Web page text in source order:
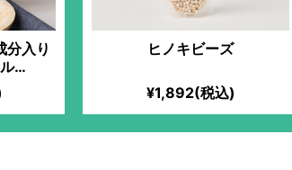
分入り
ヒノキビーズ
¥1,892(税込)